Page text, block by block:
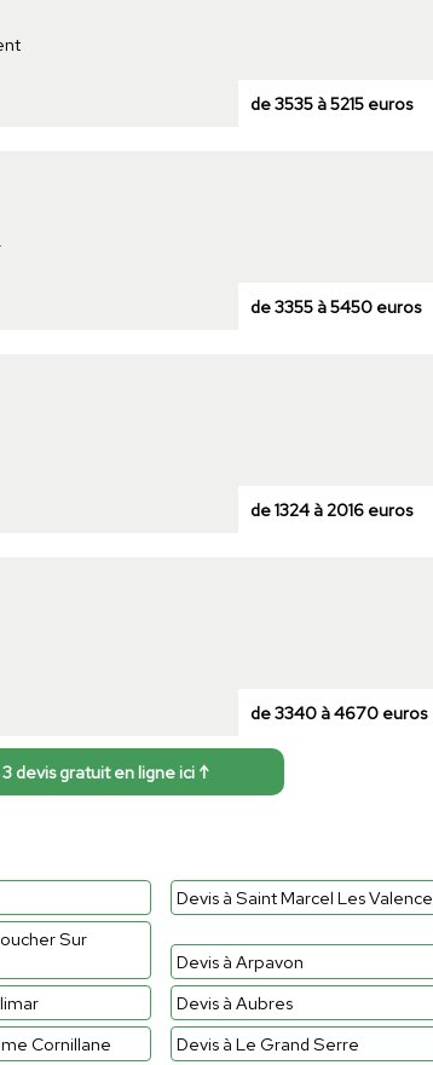
de 3535 à 5215 euros
de 3355 à 5450 euros
de 1324 à 2016 euros
de 3340 à 4670 euros
devis gratuit en ligne ici ↑
Devis à Saint Marcel Les Valence
Sur
Devis à Arpavon
Devis à Aubres
Cornillane Devis à Le Grand Serre